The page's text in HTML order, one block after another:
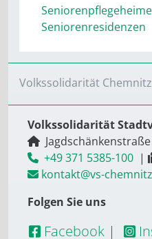
Seniorenresidenzen
Volkssolidarität Chemnitz
Volkssolidarität
+49 371 5385-100 |
kontakt@vs-
Folgen Sie uns
Facebook |